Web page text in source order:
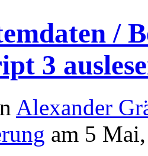
/
3
Alexander
am 5